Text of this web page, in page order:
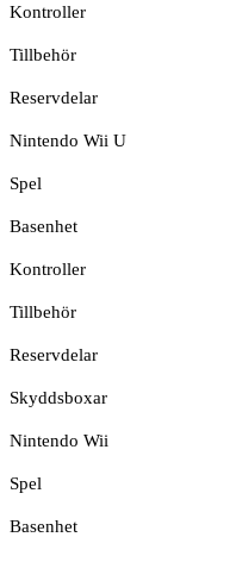
Kontroller
Tillbehör
Reservdelar
Nintendo Wii U
Spel
Basenhet
Kontroller
Tillbehör
Reservdelar
Skyddsboxar
Nintendo Wii
Spel
Basenhet